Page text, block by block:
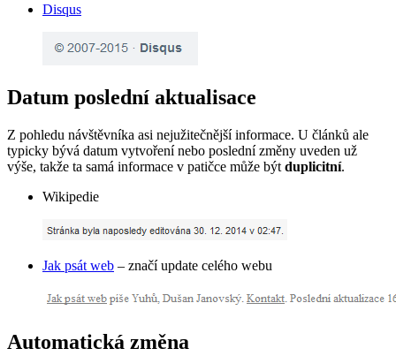
Disqus
Datum poslední aktualisace
Z pohledu návštěvníka asi nejužitečnější informace. U článků ale
typicky bývá datum vytvoření nebo poslední změny uveden už
výše, takže ta samá informace v patičce může být duplicitní.
Wikipedie
Jak psát web – značí update celého webu
Automatická změna